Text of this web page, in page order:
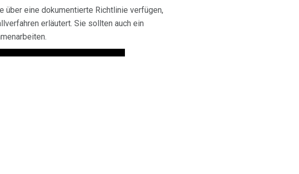
über eine dokumentierte Richtlinie verfügen,
erläutert. Sie sollten auch ein